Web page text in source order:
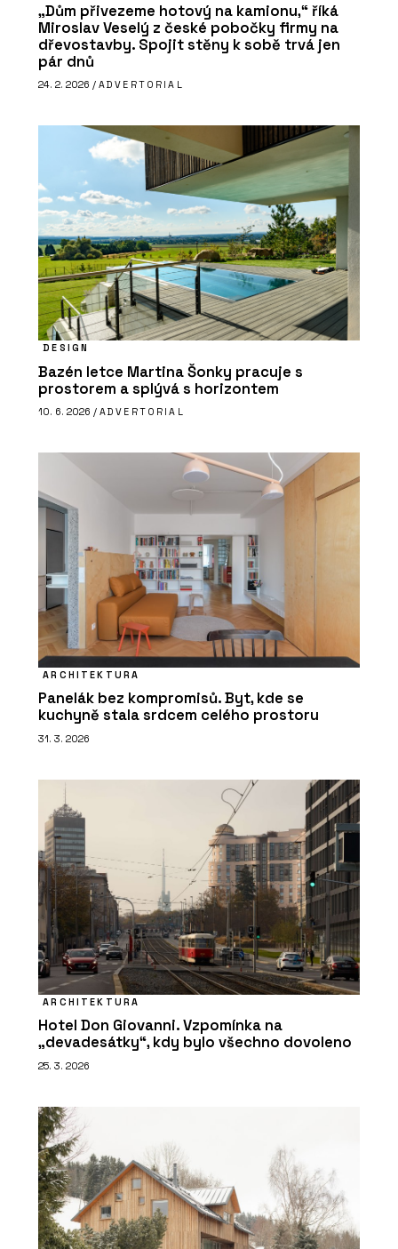
„Dům přivezeme hotový na kamionu,“ říká
Miroslav Veselý z české pobočky firmy na
dřevostavby. Spojit stěny k sobě trvá jen
pár dnů
24. 2. 2026 / ADVERTORIAL
DESIGN
Bazén letce Martina Šonky pracuje s
prostorem a splývá s horizontem
10. 6. 2026 / ADVERTORIAL
ARCHITEKTURA
Panelák bez kompromisů. Byt, kde se
kuchyně stala srdcem celého prostoru
31. 3. 2026
ARCHITEKTURA
Hotel Don Giovanni. Vzpomínka na
„devadesátky“, kdy bylo všechno dovoleno
25. 3. 2026